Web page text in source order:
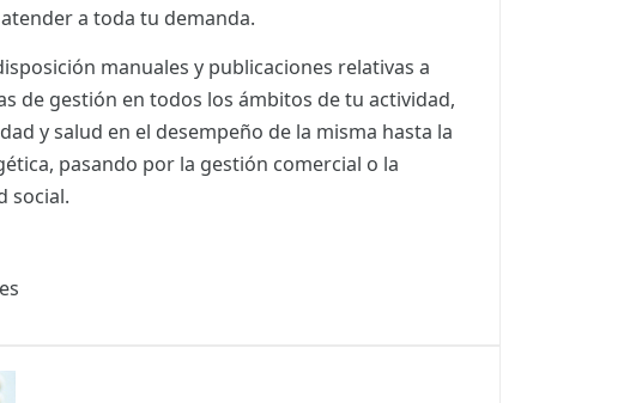
a toda tu demanda.
manuales y publicaciones relativas a
de gestión en todos los ámbitos de tu actividad,
y salud en el desempeño de la misma hasta la
pasando por la gestión comercial o la
social.